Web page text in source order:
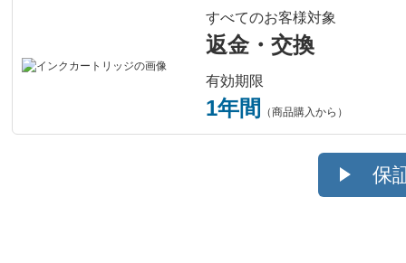
すべてのお客様対象
返金・交換
有効期限
1年間 （商品購入から）
保